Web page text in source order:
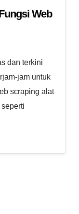
Web
dan terkini
jam untuk
scraping alat